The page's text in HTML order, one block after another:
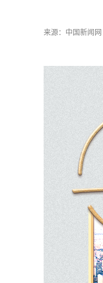
来源：中国新闻网